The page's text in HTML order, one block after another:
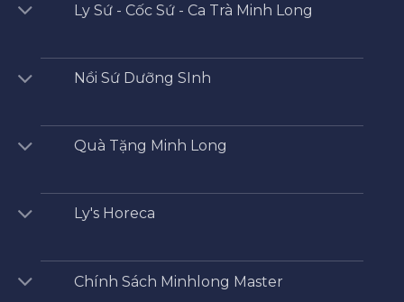
Ly Sứ - Cốc Sứ - Ca Trà Minh Long
Nồi Sứ Dưỡng SInh
Quà Tặng Minh Long
Ly's Horeca
Chính Sách Minhlong Master